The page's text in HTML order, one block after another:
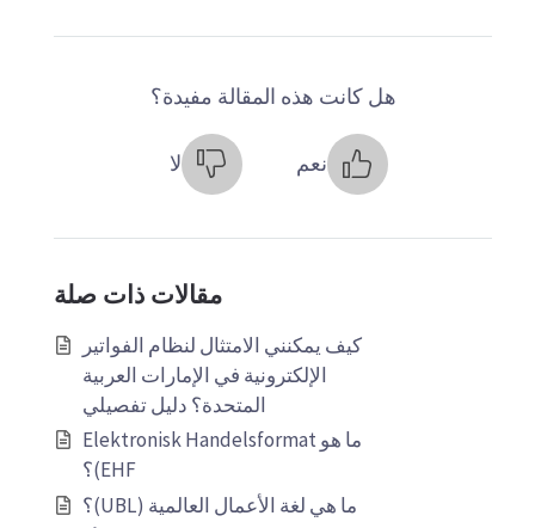
هل كانت هذه المقالة مفيدة؟
نعم لا
مقالات ذات صلة
كيف يمكنني الامتثال لنظام الفواتير
الإلكترونية في الإمارات العربية
المتحدة؟ دليل تفصيلي
ما هو Elektronisk Handelsformat
EHF)؟
ما هي لغة الأعمال العالمية (UBL)؟